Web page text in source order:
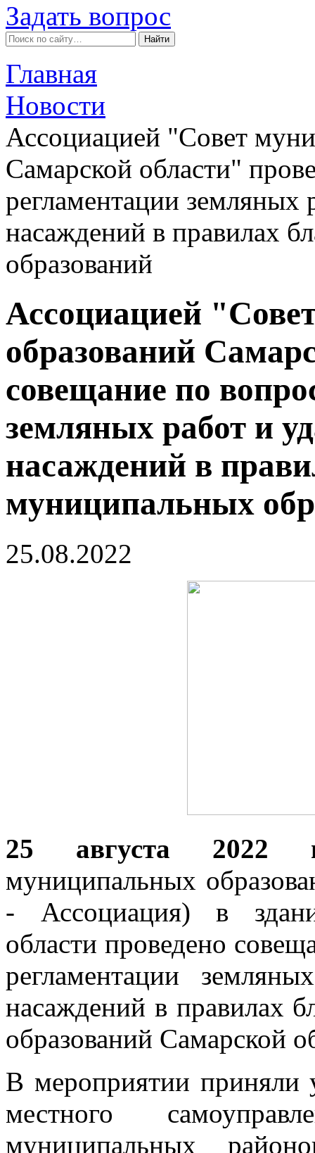
Задать вопрос
Главная
Новости
Ассоциацией "Совет
Самарской области"
регламентации земляных
насаждений в правилах
образований
Ассоциацией
образований
совещание по
земляных работ и
насаждений в
муниципальных
25.08.2022
25 августа 2022
муниципальных
- Ассоциация) в
области проведено
регламентации
насаждений в правилах
образований Самарской
В мероприятии приняли
местного
муниципальных